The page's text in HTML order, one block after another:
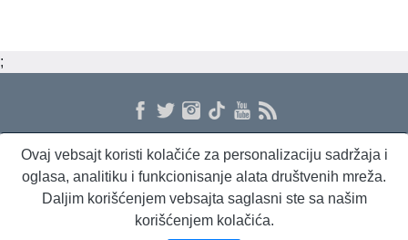
;
O nama Proizvodi i usluge Politika privatnosti Kontakt RSS
Dnevni evropski servis
Ovaj vebsajt koristi kolačiće za personalizaciju sadržaja i
oglasa, analitiku i funkcionisanje alata društvenih mreža.
Daljim korišćenjem vebsajta saglasni ste sa našim
korišćenjem kolačića.